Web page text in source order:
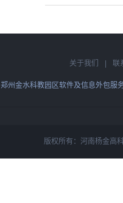
关于我们 联
郑州金水科教园区软件及信息外包服
版权所有：河南杨金高